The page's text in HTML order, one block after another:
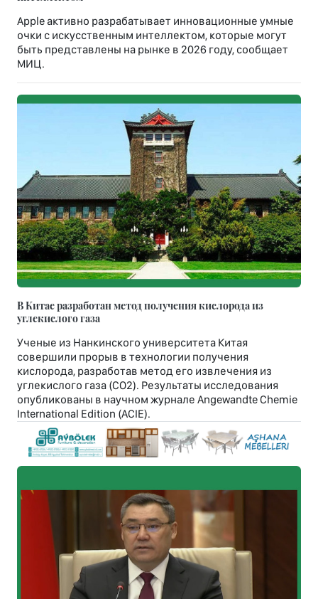
Apple активно разрабатывает инновационные умные
очки с искусственным интеллектом, которые могут
быть представлены на рынке в 2026 году, сообщает
МИЦ.
В Китае разработан метод получения кислорода из
углекислого газа
Ученые из Нанкинского университета Китая
совершили прорыв в технологии получения
кислорода, разработав метод его извлечения из
углекислого газа (CO2). Результаты исследования
опубликованы в научном журнале Angewandte Chemie
International Edition (ACIE).